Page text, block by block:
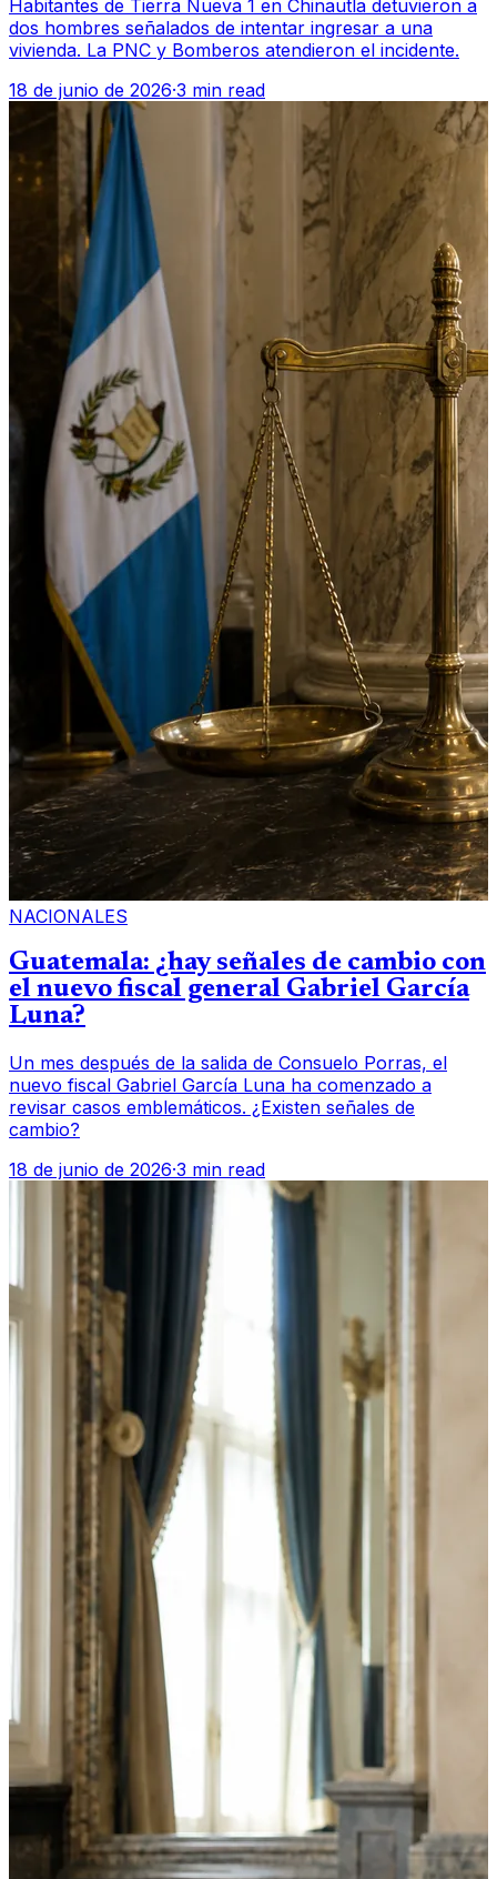
Habitantes de Tierra Nueva 1 en Chinautla detuvieron a
dos hombres señalados de intentar ingresar a una
vivienda. La PNC y Bomberos atendieron el incidente.
18 de junio de 2026·3 min read
NACIONALES
Guatemala: ¿hay señales de cambio con
el nuevo fiscal general Gabriel García
Luna?
Un mes después de la salida de Consuelo Porras, el
nuevo fiscal Gabriel García Luna ha comenzado a
revisar casos emblemáticos. ¿Existen señales de
cambio?
18 de junio de 2026·3 min read